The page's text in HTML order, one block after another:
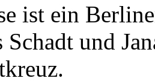
ist ein
und